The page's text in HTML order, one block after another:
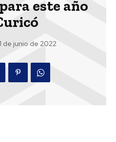
este año
de junio de 2022